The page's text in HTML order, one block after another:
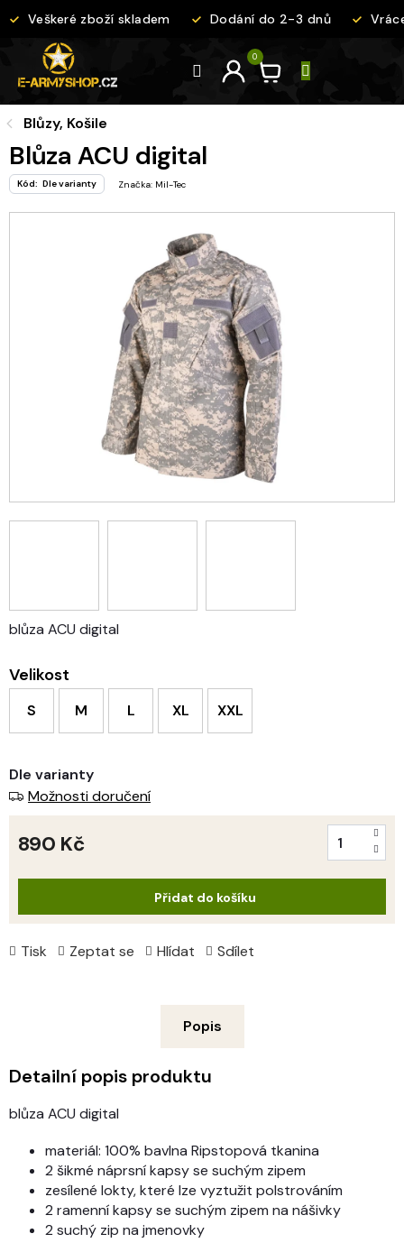
na
Veškeré zboží skladem Dodání do 2-3 dnů
Blůzy, Košile
Blůza ACU digital
Kód: Dle varianty Značka: Mil-Tec
Velikost
S M L XL XXL
blůza ACU digital
Tisk Zeptat se Hlídat Sdílet
Dle varianty
Možnosti doručení
890 Kč
Přidat do košíku
Popis
Detailní popis produktu
blůza ACU digital
materiál: 100% bavlna Ripstopová tkanina
2 šikmé náprsní kapsy se suchým zipem
zesílené lokty, které lze vyztužit polstrováním
2 ramenní kapsy se suchým zipem na nášivky
2 suchý zip na jmenovky